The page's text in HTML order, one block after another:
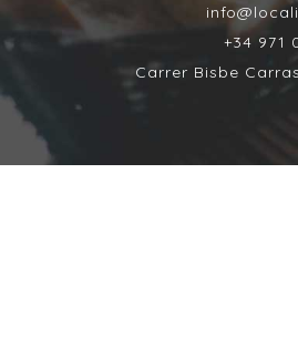
+34 971
Carrer Bisbe